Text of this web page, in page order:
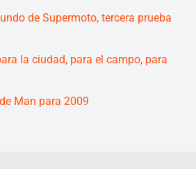
de Supermoto, tercera prueba
la ciudad, para el campo, para
Man para 2009